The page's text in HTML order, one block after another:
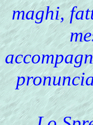
maghi,